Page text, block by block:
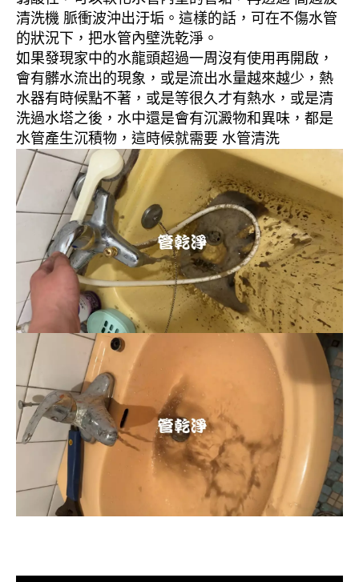
清洗機 脈衝波沖出汙垢。這樣的話，可在不傷水管
的狀況下，把水管內壁洗乾淨。
如果發現家中的水龍頭超過一周沒有使用再開啟，
會有髒水流出的現象，或是流出水量越來越少，熱
水器有時候點不著，或是等很久才有熱水，或是清
洗過水塔之後，水中還是會有沉澱物和異味，都是
水管產生沉積物，這時候就需要 水管清洗